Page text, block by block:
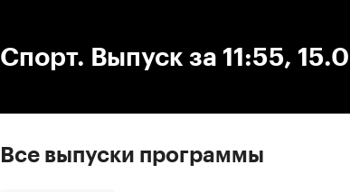
Спорт. Выпуск за 11:55,
Все выпуски программы